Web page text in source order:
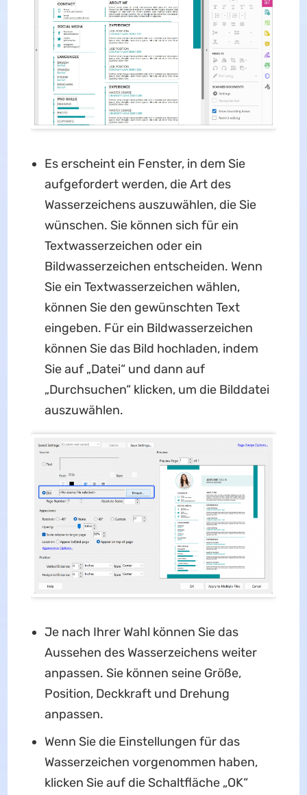
Es erscheint ein Fenster, in dem Sie
aufgefordert werden, die Art des
Wasserzeichens auszuwählen, die Sie
wünschen. Sie können sich für ein
Textwasserzeichen oder ein
Bildwasserzeichen entscheiden. Wenn
Sie ein Textwasserzeichen wählen,
können Sie den gewünschten Text
eingeben. Für ein Bildwasserzeichen
können Sie das Bild hochladen, indem
Sie auf „Datei“ und dann auf
„Durchsuchen“ klicken, um die Bilddatei
auszuwählen.
Je nach Ihrer Wahl können Sie das
Aussehen des Wasserzeichens weiter
anpassen. Sie können seine Größe,
Position, Deckkraft und Drehung
anpassen.
Wenn Sie die Einstellungen für das
Wasserzeichen vorgenommen haben,
klicken Sie auf die Schaltfläche „OK“